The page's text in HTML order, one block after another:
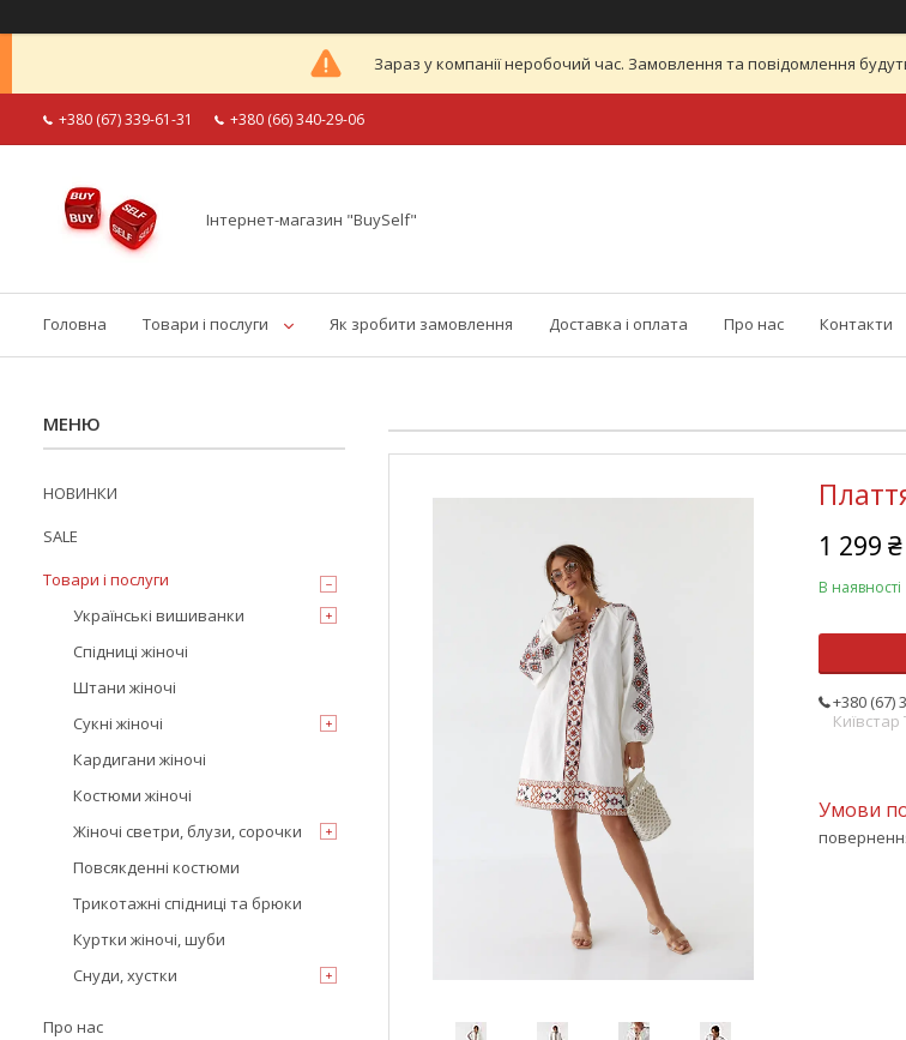
Зараз у компанії неробочий час. Замовлення та повідомлення
+380 (67) 339-61-31 +380 (66) 340-29-06
Інтернет-магазин "BuySelf"
Головна Товари і послуги Як зробити замовлення Доставка і оплата Про нас Контакти
1 299 ₴
В наявності
+380 (67)
НОВИНКИ
SALE
Товари і послуги
Українські вишиванки
Спідниці жіночі
Штани жіночі
Сукні жіночі
Кардигани жіночі
Костюми жіночі
Жіночі светри, блузи, сорочки
Повсякденні костюми
Трикотажні спідниці та брюки
Куртки жіночі, шуби
Снуди, хустки
Про нас